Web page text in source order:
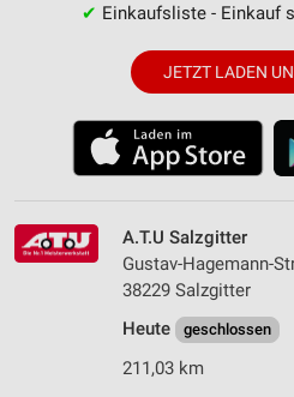
✔ Einkaufsliste - Einkauf
JETZT LADEN
A.T.U Salzgitter
Gustav-Hagemann-
38229 Salzgitter
Heute
geschlossen
211,03 km